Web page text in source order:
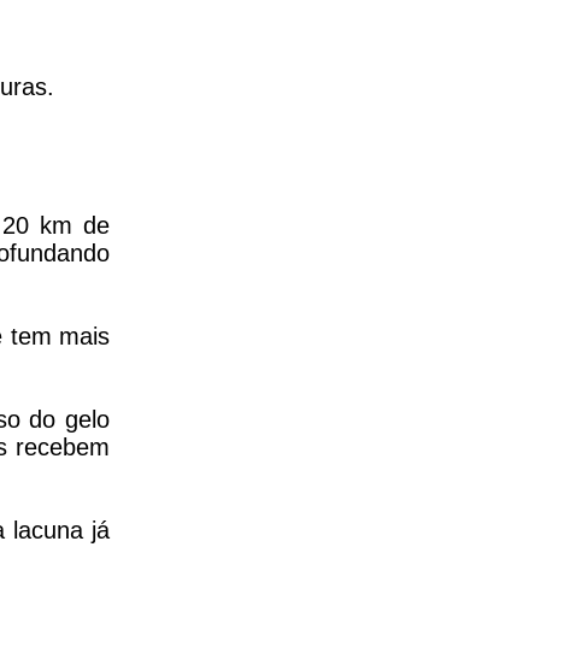
km de
tem mais
do gelo
recebem
lacuna já